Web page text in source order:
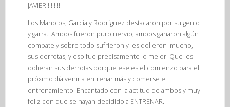
JAVIER!!!!!!!!!
Los Manolos, García y Rodríguez destacaron por su genio
y garra. Ambos fueron puro nervio, ambos ganaron algún
combate y sobre todo sufrieron y les dolieron mucho,
sus derrotas, y eso fue precisamente lo mejor. Que les
dolieran sus derrotas porque ese es el comienzo para el
próximo día venir a entrenar más y comerse el
entrenamiento. Encantado con la actitud de ambos y muy
feliz con que se hayan decidido a ENTRENAR.